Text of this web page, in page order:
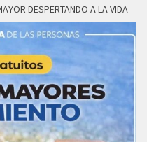
DESPERTANDO A LA VIDA